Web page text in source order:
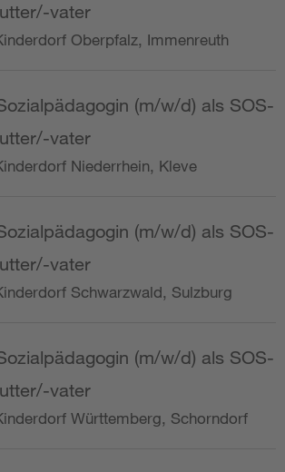
vater
Oberpfalz, Immenreuth
(m/w/d) als SOS-
vater
Niederrhein, Kleve
(m/w/d) als SOS-
vater
Schwarzwald, Sulzburg
(m/w/d) als SOS-
vater
Württemberg, Schorndorf